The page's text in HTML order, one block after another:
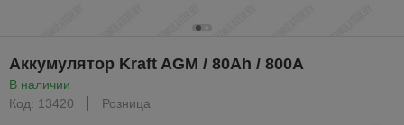
Аккумулятор Kraft AGM / 80Ah / 800А
В наличии
Код: 13420
Розница